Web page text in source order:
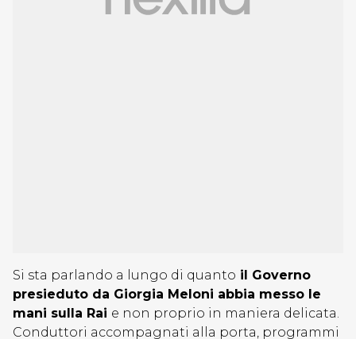
Si sta parlando a lungo di quanto il Governo
presieduto da Giorgia Meloni abbia messo le
mani sulla Rai e non proprio in maniera delicata.
Conduttori accompagnati alla porta, programmi